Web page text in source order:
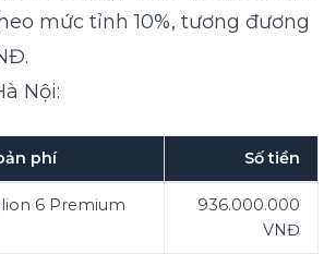
mức tỉnh 10%, tương đương
Nội:
phí Số tiền
6 Premium
936.000.000
VNĐ